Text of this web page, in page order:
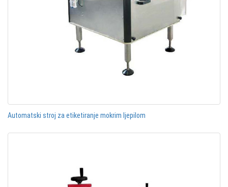
Automatski stroj za etiketiranje mokrim ljepilom